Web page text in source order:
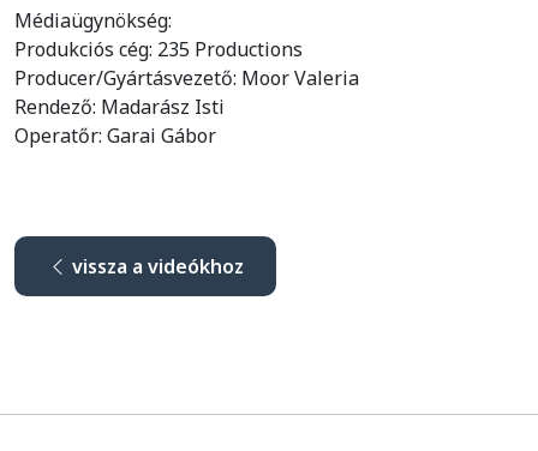
Médiaügynökség:
Produkciós cég: 235 Productions
Producer/Gyártásvezető: Moor Valeria
Rendező: Madarász Isti
Operatőr: Garai Gábor
vissza a videókhoz